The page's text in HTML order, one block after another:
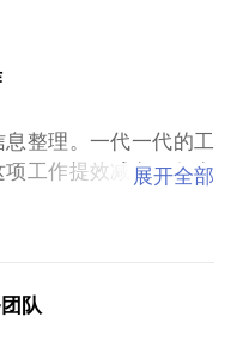
整理。一代一代的工
工作提效减负。很多
一是相互的语言体系
展开全部
队